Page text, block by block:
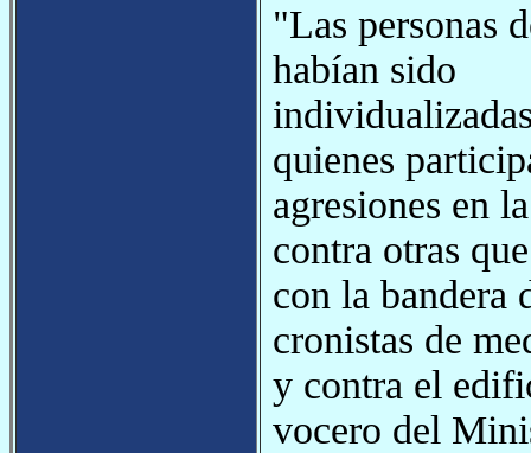
"Las personas
habían sido
quienes
agresiones en
contra otras
con la bandera
cronistas de
y contra el
vocero del